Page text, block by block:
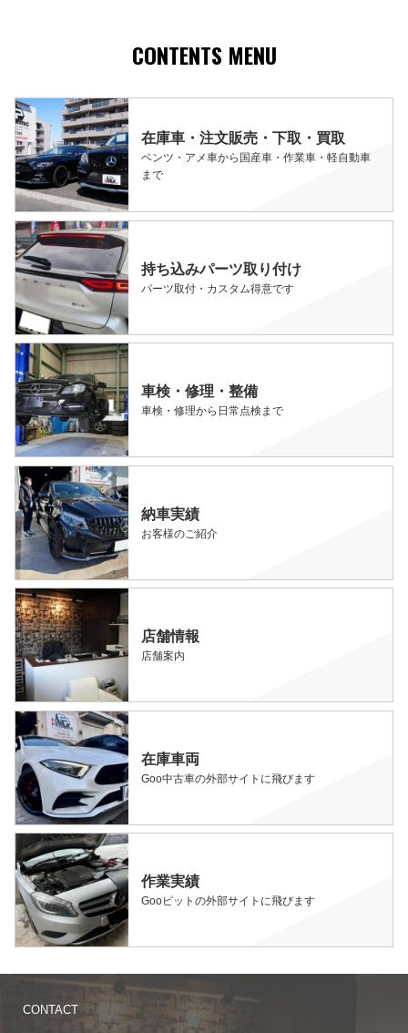
CONTENTS MENU
在庫車・注文販売・下取・買取
ベンツ・アメ車から国産車・作業車・軽自動車
まで
持ち込みパーツ取り付け
パーツ取付・カスタム得意です
車検・修理・整備
車検・修理から日常点検まで
納車実績
お客様のご紹介
店舗情報
店舗案内
在庫車両
Goo中古車の外部サイトに飛びます
作業実績
Gooピットの外部サイトに飛びます
CONTACT